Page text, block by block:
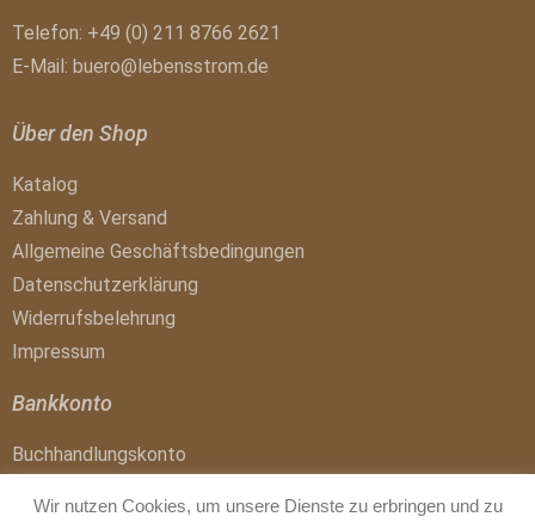
Telefon: +49 (0) 211 8766 2621
E-Mail: buero@lebensstrom.de
Über den Shop
Katalog
Zahlung & Versand
Allgemeine Geschäftsbedingungen
Datenschutzerklärung
Widerrufsbelehrung
Impressum
Bankkonto
Buchhandlungskonto
Wir nutzen Cookies, um unsere Dienste zu erbringen und zu